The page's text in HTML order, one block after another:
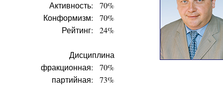
Активность:
70%
Конформизм:
70%
Рейтинг:
24%
Дисциплина
фракционная:
70%
партийная:
73%